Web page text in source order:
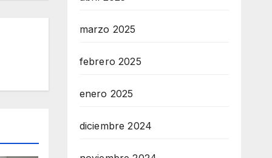
marzo 2025
febrero 2025
enero 2025
diciembre 2024